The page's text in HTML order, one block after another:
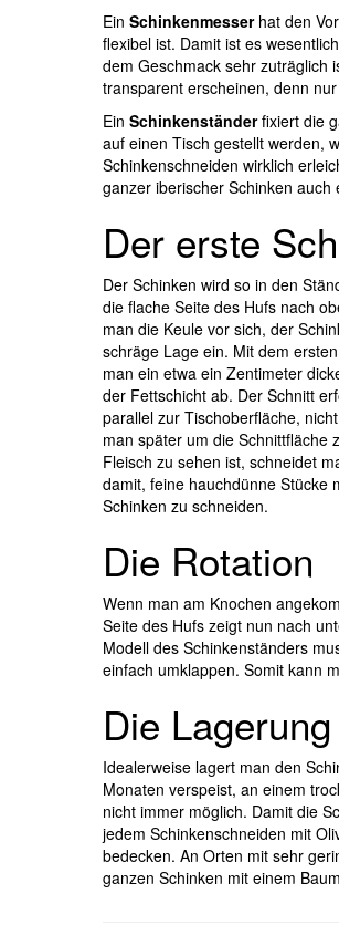
Ein Schinkenmesserhat den
flexibel ist. Damit ist es
dem Geschmack sehr zuträglich
transparent erscheinen, denn
Ein Schinkenständerfixiert die
auf einen Tisch gestellt werden,
Schinkenschneiden wirklich
ganzer iberischer Schinken auch
Der erste
Der Schinken wird so in den
die flache Seite des Hufs nach
man die Keule vor sich, der
schräge Lage ein. Mit dem
man ein etwa ein Zentimeter
der Fettschicht ab. Der Schnitt
parallel zur Tischoberfläche,
man später um die Schnittfläche
Fleisch zu sehen ist, schneidet
damit, feine hauchdünne Stücke
Schinken zu schneiden.
Die Rotation
Wenn man am Knochen
Seite des Hufs zeigt nun nach
Modell des Schinkenständers
einfach umklappen. Somit kann
Die Lagerung
Idealerweise lagert man den
Monaten verspeist, an einem
nicht immer möglich. Damit die
jedem Schinkenschneiden mit
bedecken. An Orten mit sehr
ganzen Schinken mit einem